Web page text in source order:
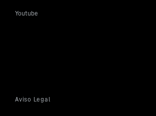
Aviso Legal
Youtube